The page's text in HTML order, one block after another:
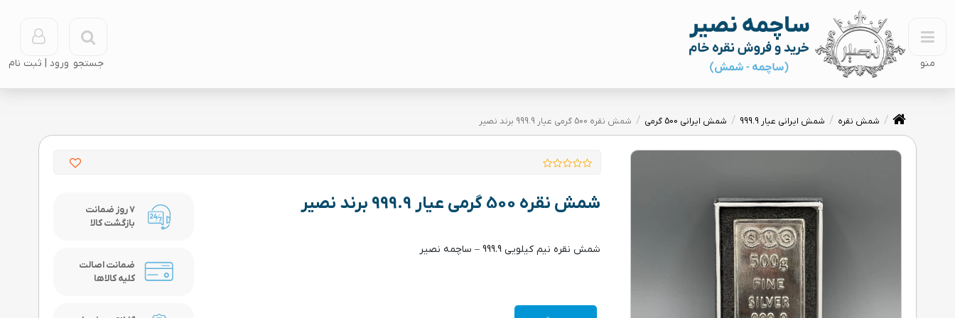
منو جستجو
شمش نقره شمش ایرانی عیار 999.9 شمش ایرانی 500 گرمی شمش نقره 500 گرمی عیار 999.9 برند نصیر
شمش نقره 500 گرمی عیار 999.9 برند نصیر
شمش نقره نیم کیلویی 999.9 – ساچمه نصیر
7 روز ضمانت
بازگشت کالا
ضمانت اصالت
کلیه کالاها